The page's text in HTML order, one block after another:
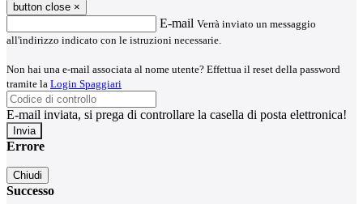
button close ×
E-mail Verrà inviato un messaggio
all'indirizzo indicato con le istruzioni necessarie.
Non hai una e-mail associata al nome utente? Effettua il reset della password
tramite la Login Spaggiari
E-mail inviata, si prega di controllare la casella di posta elettronica!
Errore
Chiudi
Successo